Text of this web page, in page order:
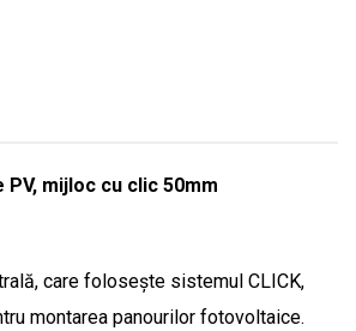
mijloc cu clic 50mm
care folosește sistemul CLICK,
montarea panourilor fotovoltaice.